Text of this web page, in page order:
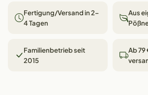
Fertigung/Versand in 2–
4 Tagen
Aus
Familienbetrieb seit
2015
Ab 79